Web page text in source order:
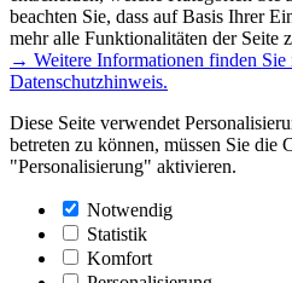
beachten Sie, dass auf Basis Ihrer
mehr alle Funktionalitäten der Seite
→ Weitere Informationen finden Sie
Datenschutzhinweis.
Diese Seite verwendet
betreten zu können, müssen Sie die
"Personalisierung" aktivieren.
Notwendig
Statistik
Komfort